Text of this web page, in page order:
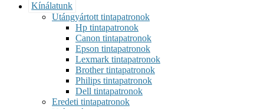
Kínálatunk
Utángyártott tintapatronok
Hp tintapatronok
Canon tintapatronok
Epson tintapatronok
Lexmark tintapatronok
Brother tintapatronok
Philips tintapatronok
Dell tintapatronok
Eredeti tintapatronok